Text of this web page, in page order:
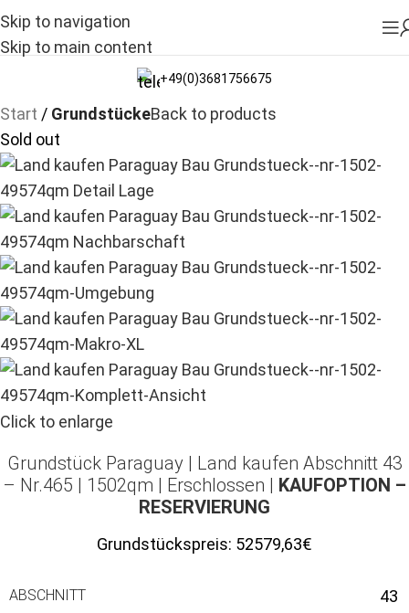
Skip to navigation
Skip to main content
NEU:Grundstücke ab 400 m² verfügbar
+49(0)3681756675
Start GrundstückeBack to products
Sold out
Click to enlarge
Grundstück Paraguay | Land kaufen Abschnitt 43
– Nr.465 | 1502qm | Erschlossen | KAUFOPTION –
RESERVIERUNG
Grundstückspreis: 52579,63€
ABSCHNITT 43